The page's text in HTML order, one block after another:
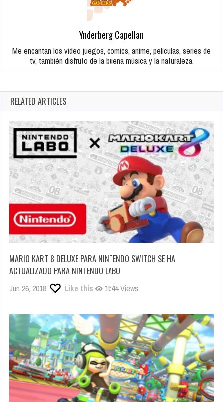
Ynderberg Capellan
Me encantan los video juegos, comics, anime, peliculas, series de
tv, también disfruto de la buena música y la naturaleza.
RELATED ARTICLES
MARIO KART 8 DELUXE PARA NINTENDO SWITCH SE HA
ACTUALIZADO PARA NINTENDO LABO
Jun 26, 2018 Like this 1544 Views